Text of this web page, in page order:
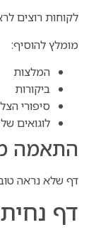
לקוחות רוצים
מומלץ להוסיף:
המלצות
ביקורות
סיפורי
לוגואים
התאמה
דף שלא נראה
דף